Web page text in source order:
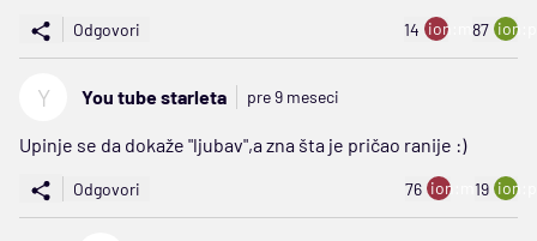
Odgovori 14 ion:minus
87
Y You tube starleta pre 9 meseci
Upinje se da dokaže "ljubav",a zna šta je pričao ranije :)
Odgovori 76 ion:minus
19